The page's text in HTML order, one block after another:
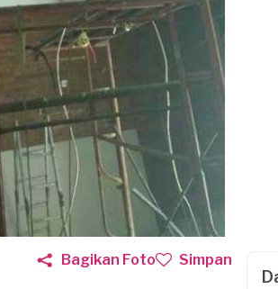
Bagikan Foto Simpan